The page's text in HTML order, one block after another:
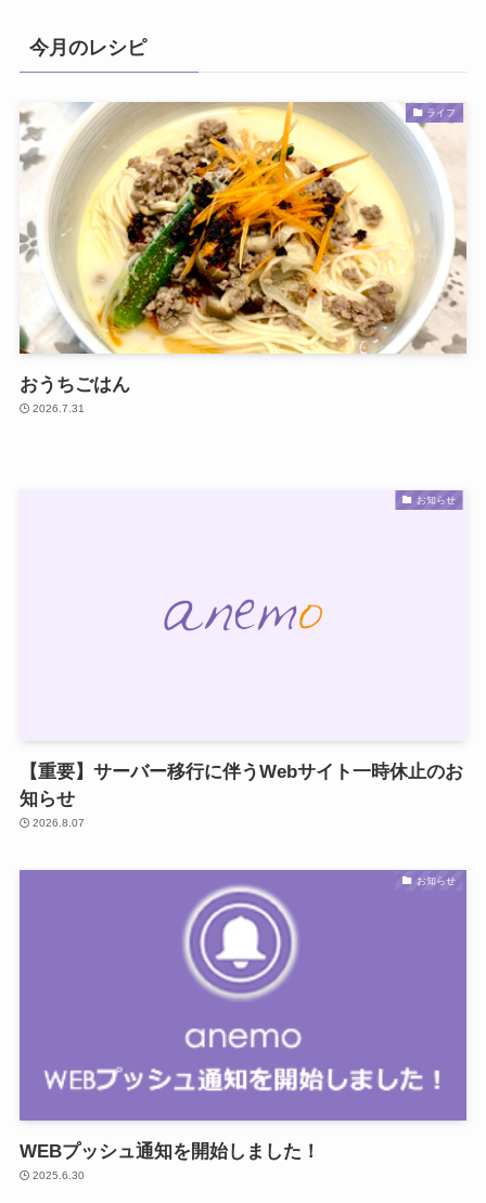
今月のレシピ
ライフ
おうちごはん
2026.7.31
お知らせ
【重要】サーバー移行に伴うWebサイト一時休止のお
知らせ
2026.8.07
お知らせ
WEBプッシュ通知を開始しました！
2025.6.30